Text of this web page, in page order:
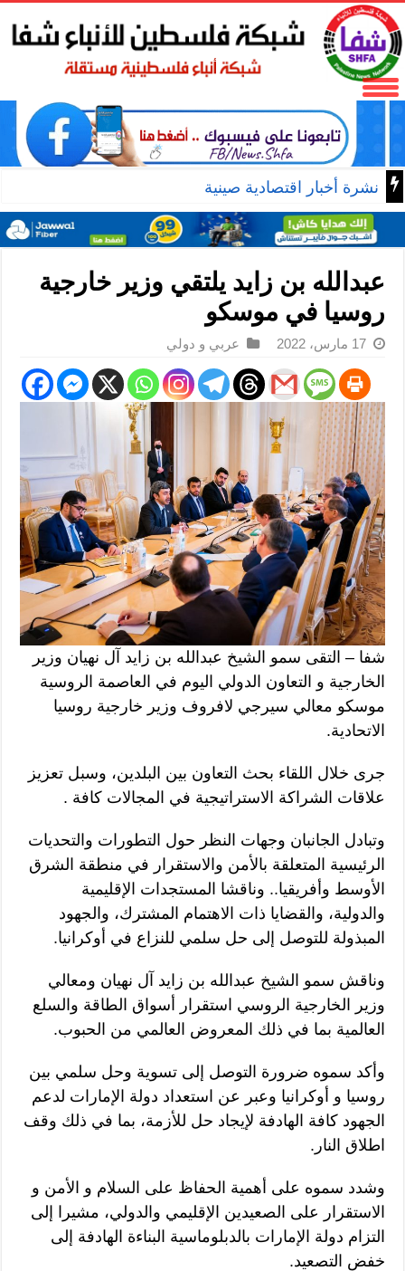
نشرة أخبار اقتصادية صينية
عبدالله بن زايد يلتقي وزير خارجية
روسيا في موسكو
17 مارس، 2022 عربي و دولي
شفا – التقى سمو الشيخ عبدالله بن زايد آل نهيان وزير
الخارجية و التعاون الدولي اليوم في العاصمة الروسية
موسكو معالي سيرجي لافروف وزير خارجية روسيا
الاتحادية.
جرى خلال اللقاء بحث التعاون بين البلدين، وسبل تعزيز
علاقات الشراكة الاستراتيجية في المجالات كافة .
وتبادل الجانبان وجهات النظر حول التطورات والتحديات
الرئيسية المتعلقة بالأمن والاستقرار في منطقة الشرق
الأوسط وأفريقيا.. وناقشا المستجدات الإقليمية
والدولية، والقضايا ذات الاهتمام المشترك، والجهود
المبذولة للتوصل إلى حل سلمي للنزاع في أوكرانيا.
وناقش سمو الشيخ عبدالله بن زايد آل نهيان ومعالي
وزير الخارجية الروسي استقرار أسواق الطاقة والسلع
العالمية بما في ذلك المعروض العالمي من الحبوب.
وأكد سموه ضرورة التوصل إلى تسوية وحل سلمي بين
روسيا و أوكرانيا وعبر عن استعداد دولة الإمارات لدعم
الجهود كافة الهادفة لإيجاد حل للأزمة، بما في ذلك وقف
اطلاق النار.
وشدد سموه على أهمية الحفاظ على السلام و الأمن و
الاستقرار على الصعيدين الإقليمي والدولي، مشيرا إلى
التزام دولة الإمارات بالدبلوماسية البناءة الهادفة إلى
خفض التصعيد.